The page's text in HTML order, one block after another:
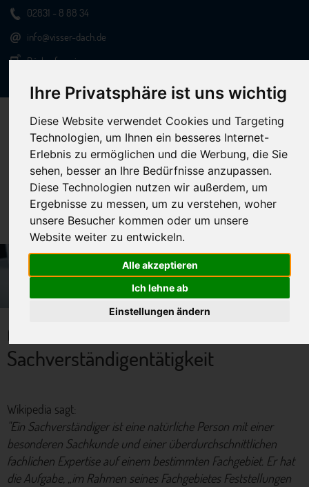
Ihre Privatsphäre ist uns wichtig
Diese Website verwendet Cookies und Targeting
Technologien, um Ihnen ein besseres Internet-
Erlebnis zu ermöglichen und die Werbung, die Sie
sehen, besser an Ihre Bedürfnisse anzupassen.
Diese Technologien nutzen wir außerdem, um
Ergebnisse zu messen, um zu verstehen, woher
unsere Besucher kommen oder um unsere
Website weiter zu entwickeln.
Alle akzeptieren
Ich lehne ab
Einstellungen ändern
02831 - 8 88 34
info@visser-dach.de
Rückrufservice
Online-Bewerbung
Menu
Gutachter- &
Sachverständigentätigkeit
Wikipedia sagt:
"Ein Sachverständiger ist eine natürliche Person mit einer
besonderen Sachkunde und einer überdurchschnittlichen
fachlichen Expertise auf einem bestimmten Fachgebiet. Er hat
die Aufgabe, „im Rahmen seines Fachgebietes Feststellungen